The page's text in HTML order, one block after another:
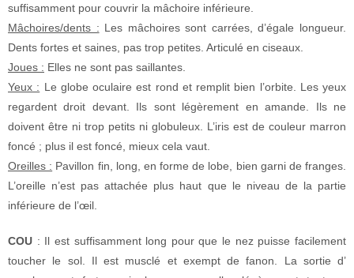
suffisamment pour couvrir la mâchoire inférieure.
Mâchoires/dents : Les mâchoires sont carrées, d’égale longueur.
Dents fortes et saines, pas trop petites. Articulé en ciseaux.
Joues : Elles ne sont pas saillantes.
Yeux : Le globe oculaire est rond et remplit bien l’orbite. Les yeux
regardent droit devant. Ils sont légèrement en amande. Ils ne
doivent être ni trop petits ni globuleux. L’iris est de couleur marron
foncé ; plus il est foncé, mieux cela vaut.
Oreilles : Pavillon fin, long, en forme de lobe, bien garni de franges.
L’oreille n’est pas attachée plus haut que le niveau de la partie
inférieure de l’œil.
COU : Il est suffisamment long pour que le nez puisse facilement
toucher le sol. Il est musclé et exempt de fanon. La sortie d’